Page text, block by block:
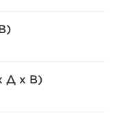
Д x В)